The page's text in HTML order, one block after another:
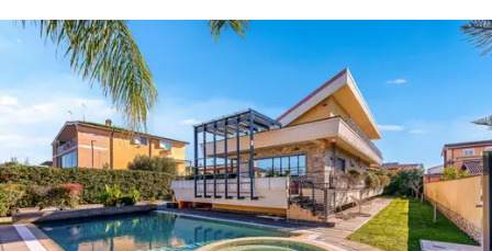
yüksek çitlerle çevrilidir. Asma katı çevreleyen 30 m2'lik
veranda, açık hava anları için mükemmel bir alan sunuyor.
Güneybatıda yer alan tuzlu su havuzu, tam bir rahatlama
deneyimi için ısıtmalı ve 8 kişilik hidromasajla donatılmış
gerçek bir mücevherdir.
Villanın teraslarında cam fotovoltaik paneller ve doğal
taş kaplama bulunmaktadır. İç mekanlar, mülkü konfor ve